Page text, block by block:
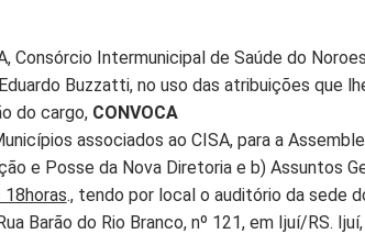
Consórcio Intermunicipal de Saúde do
Buzzatti, no uso das atribuições que
do cargo, CONVOCA
associados ao CISA, para a
e Posse da Nova Diretoria e b) Assuntos
18horas., tendo por local o auditório da sede
Barão do Rio Branco, nº 121, em Ijuí/RS.